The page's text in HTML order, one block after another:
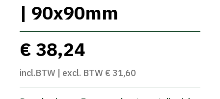
| 90x90mm
€ 38,24
incl.BTW | excl. BTW € 31,60